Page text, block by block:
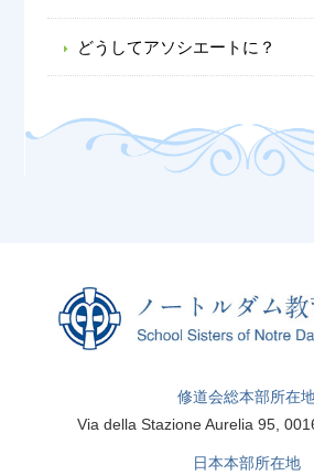
どうしてアソシエートに？
修道会総本部所在
Via della Stazione Aurelia 95,
日本本部所在地